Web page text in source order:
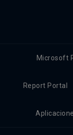
Microsoft
Report Portal